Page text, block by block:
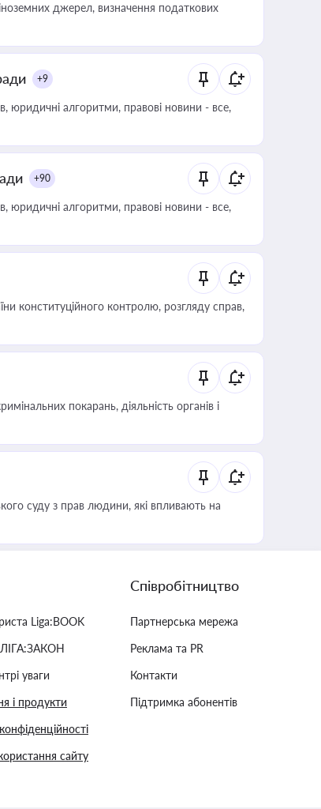
джерел, визначення податкових
+9
юридичні алгоритми, правові новини - все,
+90
юридичні алгоритми, правові новини - все,
конституційного контролю, розгляду справ,
покарань, діяльність органів і
суду з прав людини, які впливають на
Liga:BOOK
ЛІГА:ЗАКОН
уваги
і продукти
сайту
Співробітництво
Партнерська мережа
Реклама та PR
Контакти
Підтримка абонентів